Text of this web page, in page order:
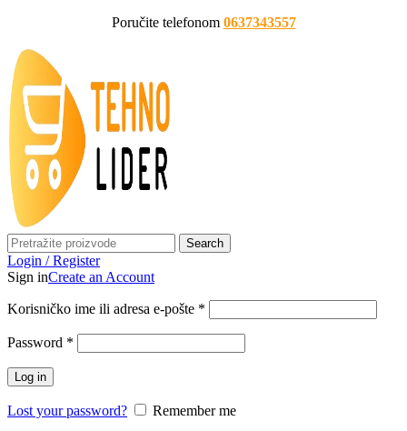
Poručite telefonom 0637343557
Search
Login / Register
Sign inCreate an Account
Korisničko ime ili adresa e-pošte *
Password *
Log in
Lost your password?
Remember me